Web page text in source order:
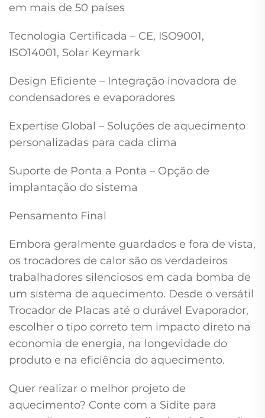
em mais de 50 países
Tecnologia Certificada – CE, ISO9001,
ISO14001, Solar Keymark
Design Eficiente – Integração inovadora de
condensadores e evaporadores
Expertise Global – Soluções de aquecimento
personalizadas para cada clima
Suporte de Ponta a Ponta – Opção de
implantação do sistema
Pensamento Final
Embora geralmente guardados e fora de vista,
os trocadores de calor são os verdadeiros
trabalhadores silenciosos em cada bomba de
um sistema de aquecimento. Desde o versátil
Trocador de Placas até o durável Evaporador,
escolher o tipo correto tem impacto direto na
economia de energia, na longevidade do
produto e na eficiência do aquecimento.
Quer realizar o melhor projeto de
aquecimento? Conte com a Sidite para